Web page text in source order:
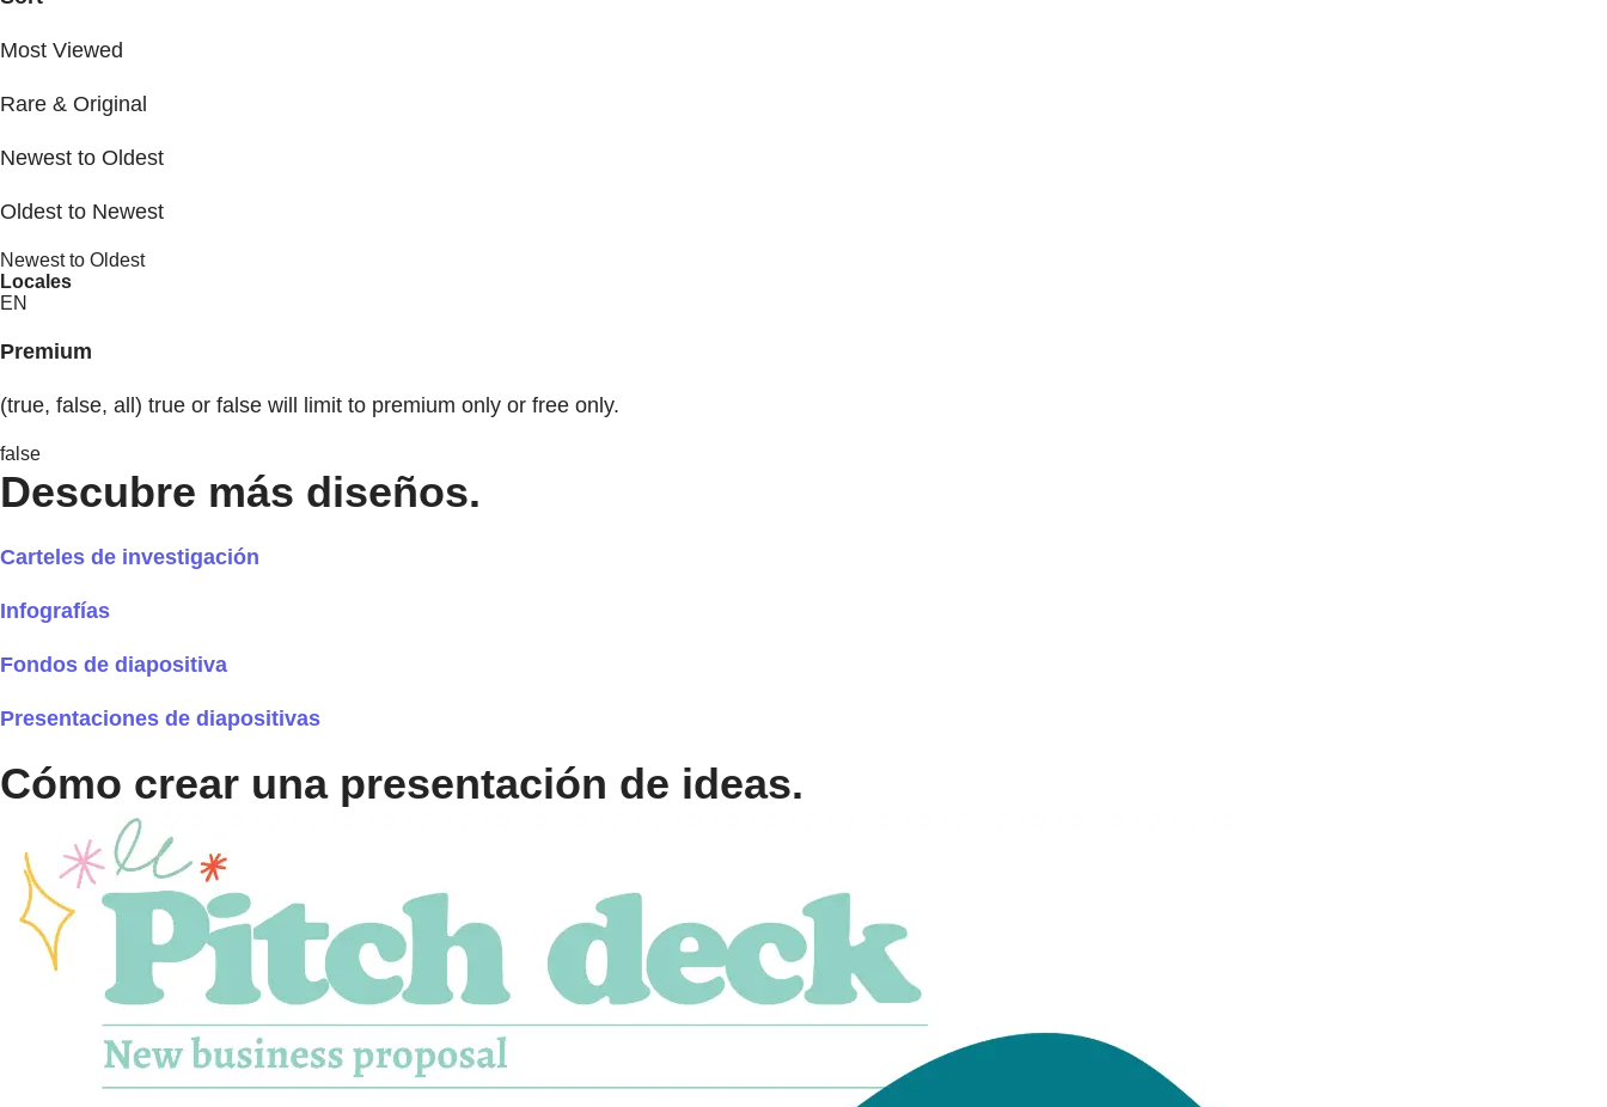
Most Viewed
Rare & Original
Newest to Oldest
Oldest to Newest
Newest to Oldest
Locales
EN
Premium
(true, false, all) true or false will limit to premium only or free only.
false
Descubre más diseños.
Carteles de investigación
Infografías
Fondos de diapositiva
Presentaciones de diapositivas
Cómo crear una presentación de ideas.